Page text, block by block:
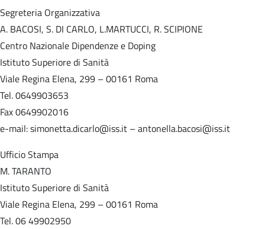
Segreteria Organizzativa
A. BACOSI, S. DI CARLO, L.MARTUCCI, R. SCIPIONE
Centro Nazionale Dipendenze e Doping
Istituto Superiore di Sanità
Viale Regina Elena, 299 – 00161 Roma
Tel. 0649903653
Fax 0649902016
e-mail: simonetta.dicarlo@iss.it – antonella.bacosi@iss.it
Ufficio Stampa
M. TARANTO
Istituto Superiore di Sanità
Viale Regina Elena, 299 – 00161 Roma
Tel. 06 49902950